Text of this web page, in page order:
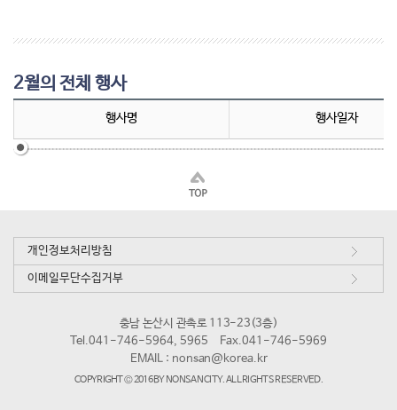
2월의 전체 행사
행사명 행사일자
개인정보처리방침
이메일무단수집거부
충남 논산시 관촉로 113-23(3층)
Tel.041-746-5964, 5965
Fax.041-746-5969
EMAIL : nonsan@korea.kr
COPYRIGHT © 2016 BY NONSAN CITY. ALL RIGHTS RESERVED.